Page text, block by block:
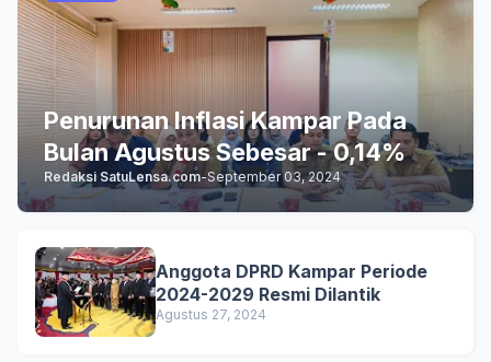
Penurunan Inflasi Kampar Pada
Bulan Agustus Sebesar - 0,14%
Redaksi SatuLensa.com-September 03, 2024
Anggota DPRD Kampar Periode
2024-2029 Resmi Dilantik
Agustus 27, 2024